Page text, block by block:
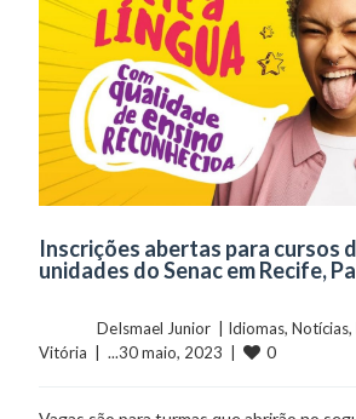
Inscrições abertas para cursos
unidades do Senac em Recife,
	    	DeIsmael Junior  |
Idiomas, Notícias,
Vitória
  |  ...30 maio, 2023  |
0